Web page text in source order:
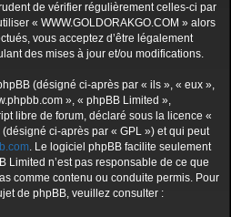
r
de vérifier régulièrement celles-ci par
« WWW.GOLDORAKGO.COM » alors
vous acceptez d’être légalement
des mises à jour et/ou modifications.
(désigné ci-après par « ils », « eux »,
», « phpBB Limited »,
libre de forum, déclaré sous la licence «
(désigné ci-après par « GPL ») et qui peut
. Le logiciel phpBB facilite seulement
Limited n’est pas responsable de ce que
comme contenu ou conduite permis. Pour
de phpBB, veuillez consulter :